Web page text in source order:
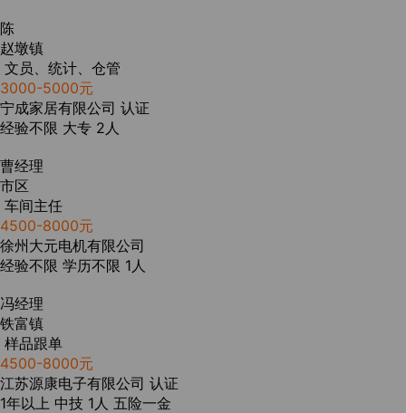
陈
赵墩镇
文员、统计、仓管
3000-5000元
宁成家居有限公司 认证
经验不限 大专 2人
曹经理
市区
车间主任
4500-8000元
徐州大元电机有限公司
经验不限 学历不限 1人
冯经理
铁富镇
样品跟单
4500-8000元
江苏源康电子有限公司 认证
1年以上 中技 1人 五险一金